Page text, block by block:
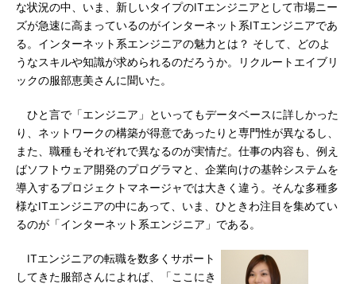
な状況の中、いま、新しいタイプのITエンジニアとして市場ニー
ズが急速に高まっているのがインターネット系ITエンジニアであ
る。インターネット系エンジニアの魅力とは？ そして、どのよ
うなスキルや知識が求められるのだろうか。リクルートエイブリ
ックの服部恵美さんに聞いた。
ひと言で「エンジニア」といってもデータベースに詳しかった
り、ネットワークの構築が得意であったりと専門性が異なるし、
また、職種もそれぞれで異なるのが実情だ。仕事の内容も、例え
ばソフトウェア開発のプログラマと、企業向けの基幹システムを
導入するプロジェクトマネージャでは大きく違う。そんな多種多
様なITエンジニアの中にあって、いま、ひときわ注目を集めてい
るのが「インターネット系エンジニア」である。
ITエンジニアの転職を数多くサポート
してきた服部さんによれば、「ここにき